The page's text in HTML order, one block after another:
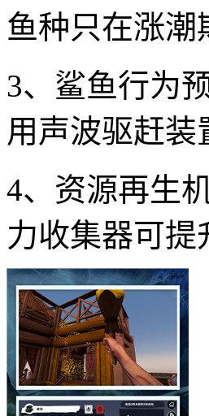
鱼种只在涨潮
3、鲨鱼行为
用声波驱赶
4、资源再生
力收集器可提